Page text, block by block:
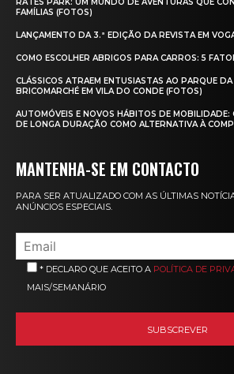
RATES PARK: UM MUNDO DE AVENTURAS QUE
FAMÍLIAS (FOTOS)
LANÇAMENTO DA 3.ª EDIÇÃO DA REVISTA EM
COMO ESCOLHER ABRIGOS PARA CARROS: 5
CLÁSSICOS ATRAEM ENTUSIASTAS AO PARQUE
BRICOMARCHÉ EM VILA DO CONDE (FOTOS)
AUTOMÓVEIS E NOVOS HÁBITOS DE MOBILIDADE:
DE LONGA DURAÇÃO COMO ALTERNATIVA À
MANTENHA-SE EM CONTACTO
PARA SER ATUALIZADO COM AS ÚLTIMAS
ANÚNCIOS ESPECIAIS.
* DECLARO QUE ACEITO A POLÍTICA DE
MAIS/SEMANÁRIO